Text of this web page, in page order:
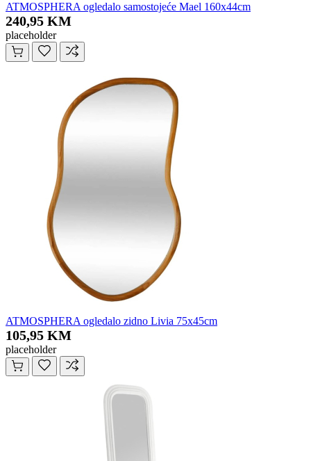
ATMOSPHERA ogledalo samostojeće Mael 160x44cm
240,95 KM
placeholder
ATMOSPHERA ogledalo zidno Livia 75x45cm
105,95 KM
placeholder